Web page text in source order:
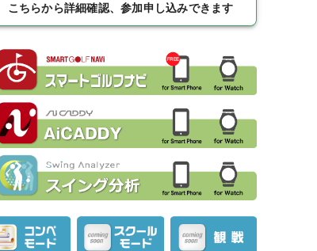
こちらから詳細確認、参加申し込みできます